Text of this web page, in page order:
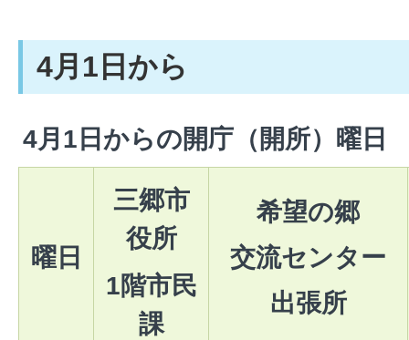
4月1日から
4月1日からの開庁（開所）曜日
曜日
三郷市
役所
1階市民
課
希望の郷
交流センター
出張所